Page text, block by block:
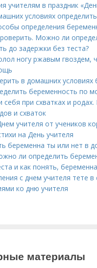
учителям в праздник
условиях
определения
Можно ли
до задержки без теста?
ногу ржавым гвоздем,
в домашних условиях
беременность по
себя при схватках и
и схваток
учителя от учеников
на День учителя
беременна ты или нет в
ли определить
и как понять,
с днем учителя тете в
ко дню учителя
материалы